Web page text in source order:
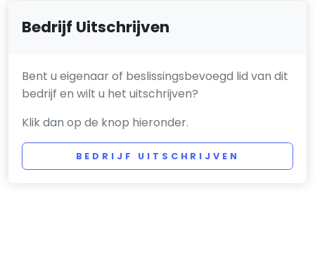
Bedrijf Uitschrijven
Bent u eigenaar of beslissingsbevoegd lid van dit
bedrijf en wilt u het uitschrijven?
Klik dan op de knop hieronder.
BEDRIJF UITSCHRIJVEN